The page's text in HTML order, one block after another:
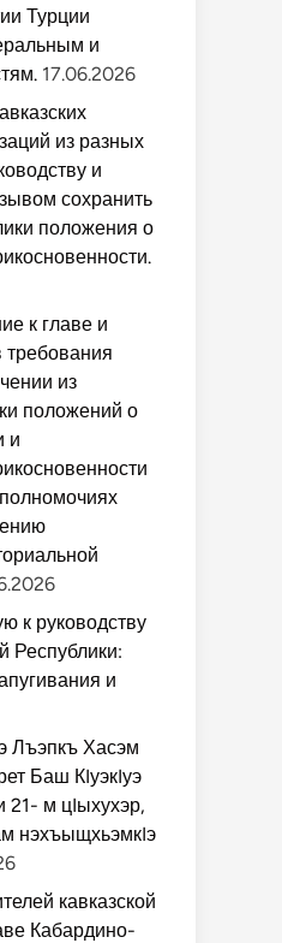
Турции
и
17.06.2026
из разных
и
сохранить
положения о
к главе и
требования
из
положений о
и
к руководству
Республики:
и
Лъэпкъ Хасэм
Баш КIуэкIуэ
21- м цIыхухэр,
нэхъыщхьэмкIэ
кавказской
Кабардино-